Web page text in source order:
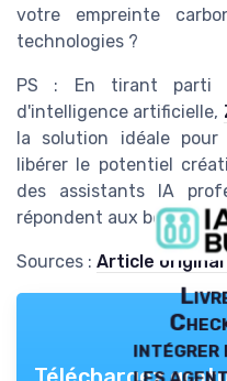
votre empreinte
technologies ?
PS : En tirant parti
d'intelligence artificielle,
la solution idéale
libérer le potentiel
des assistants IA
répondent aux besoins
Sources : Article
intégrer
les